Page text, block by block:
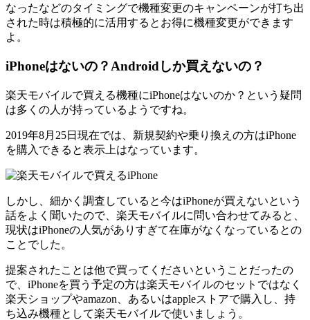
なったなどのタイミングで機種変更のキャンペーンが打ち出
された時は積極的に活用するとお得に機種変更ができます
よ。
iPhoneはないの？Androidしか買えないの？
楽天モバイルで買える機種にiPhoneはないのか？という疑問
は多くの人が持っているようですね。
2019年8月25日現在では、新規契約や乗り換えの方はiPhone
を購入できると表示上はなっています。
しかし、細かく調査していると今はiPhoneが買えないという
話をよく聞いたので、楽天モバイルに問い合わせてみると、
現状はiPhoneの人気がありすぎて在庫がなくなっているとの
ことでした。
提案されたことは他で買ってくださいということだったの
で、iPhoneを買う予定の方は楽天モバイルのセットではなく
楽天ショップやamazon、あるいはappleストアで購入し、持
ち込み機種として楽天モバイルで使いましょう。